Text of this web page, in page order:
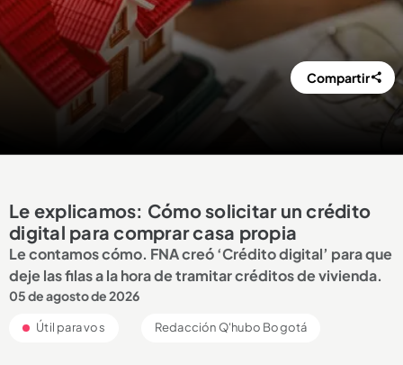
Compartir
Le explicamos: Cómo solicitar un crédito
digital para comprar casa propia
Le contamos cómo. FNA creó ‘Crédito digital’ para que
deje las filas a la hora de tramitar créditos de vivienda.
05 de agosto de 2026
Útil para vos Redacción Q'hubo Bogotá